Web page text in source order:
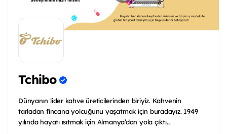
Tchibo
Dünyanın lider kahve üreticilerinden biriyiz. Kahvenin
tarladan fincana yolcuğunu yaşatmak için buradayız. 1949
yılında hayatı ısıtmak için Almanya’dan yola çıktı...